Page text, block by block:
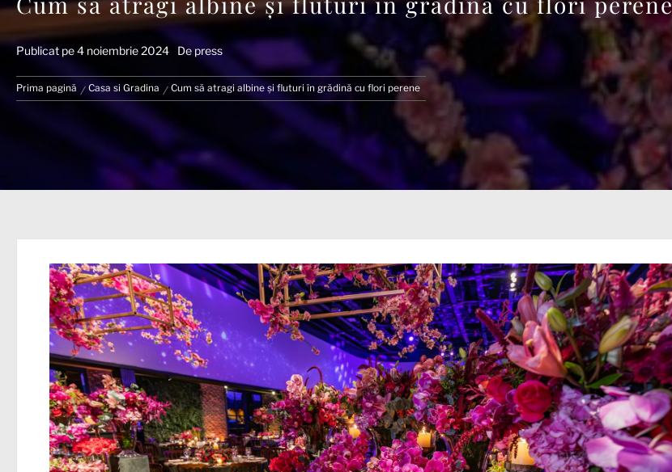
Publicat pe4 noiembrie 2024 Depress
Prima pagină Casa si Gradina Cum să atragi albine și fluturi în grădină cu flori perene